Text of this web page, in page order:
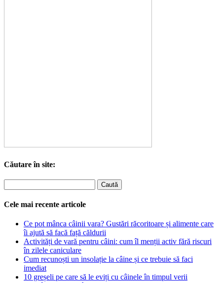
Căutare în site:
Cele mai recente articole
Ce pot mânca câinii vara? Gustări răcoritoare și alimente care
îi ajută să facă față căldurii
Activități de vară pentru câini: cum îl menții activ fără riscuri
în zilele caniculare
Cum recunoști un insolație la câine și ce trebuie să faci
imediat
10 greșeli pe care să le eviți cu câinele în timpul verii